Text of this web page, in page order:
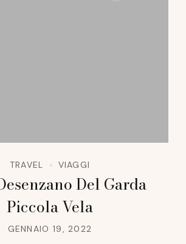
TRAVEL VIAGGI
Del Garda
Piccola Vela
GENNAIO 19, 2022